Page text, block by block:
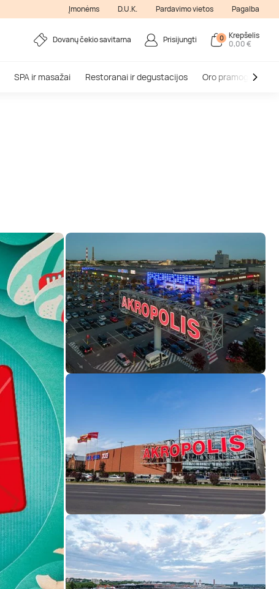
Įmonėms D.U.K. Pardavimo vietos Pagalba
Dovanų čekio savitarna Prisijungti 0 Krepšelis
0,00 €
SPA ir masažai Restoranai ir degustacijos Oro pramogos